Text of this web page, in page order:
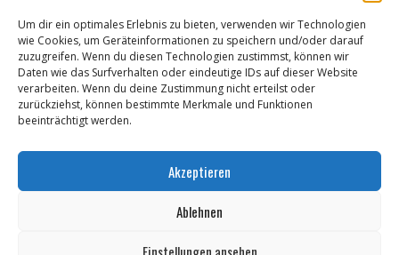
Um dir ein optimales Erlebnis zu bieten, verwenden wir Technologien
wie Cookies, um Geräteinformationen zu speichern und/oder darauf
zuzugreifen. Wenn du diesen Technologien zustimmst, können wir
Daten wie das Surfverhalten oder eindeutige IDs auf dieser Website
verarbeiten. Wenn du deine Zustimmung nicht erteilst oder
zurückziehst, können bestimmte Merkmale und Funktionen
beeinträchtigt werden.
Akzeptieren
Ablehnen
Einstellungen ansehen
EINFACH LESEN im August 2026 H.P. Richter - DAMALS WAR ES FRIEDRICH
Lesung in Einfacher Sprache